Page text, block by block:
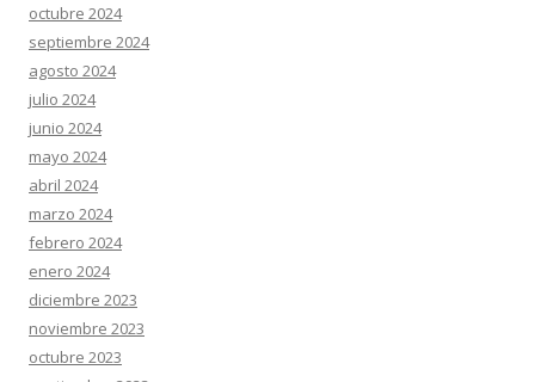
octubre 2024
septiembre 2024
agosto 2024
julio 2024
junio 2024
mayo 2024
abril 2024
marzo 2024
febrero 2024
enero 2024
diciembre 2023
noviembre 2023
octubre 2023